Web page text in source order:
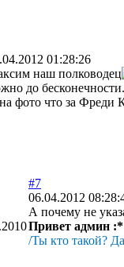
01:28:26
наш полководец
до
фото что за Фреди
#7
06.04.2012
А почему не
Привет админ :*
/Ты кто такой?